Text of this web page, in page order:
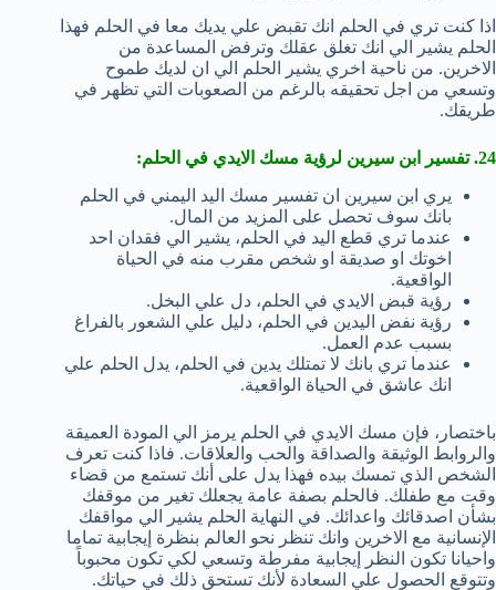
اذا كنت تري في الحلم انك تقبض علي يديك معا في الحلم فهذا
الحلم يشير الي انك تغلق عقلك وترفض المساعدة من
الاخرين. من ناحية اخري يشير الحلم الي ان لديك طموح
وتسعي من اجل تحقيقه بالرغم من الصعوبات التي تظهر في
طريقك.
24. تفسير ابن سيرين لرؤية مسك الايدي في الحلم:
يري ابن سيرين ان تفسير مسك اليد اليمني في الحلم
بانك سوف تحصل على المزيد من المال.
عندما تري قطع اليد في الحلم، يشير الي فقدان احد
اخوتك او صديقة او شخص مقرب منه في الحياة
الواقعية.
رؤية قبض الايدي في الحلم، دل علي البخل.
رؤية نفض اليدين في الحلم، دليل علي الشعور بالفراغ
بسبب عدم العمل.
عندما تري بانك لا تمتلك يدين في الحلم، يدل الحلم علي
انك عاشق في الحياة الواقعية.
باختصار، فإن مسك الايدي في الحلم يرمز الي المودة العميقة
والروابط الوثيقة والصداقة والحب والعلاقات. فاذا كنت تعرف
الشخص الذي تمسك بيده فهذا يدل على أنك تستمع من قضاء
وقت مع طفلك. فالحلم بصفة عامة يجعلك تغير من موقفك
بشأن اصدقائك واعدائك. في النهاية الحلم يشير الي مواقفك
الإنسانية مع الاخرين وانك تنظر نحو العالم بنظرة إيجابية تماما
واحيانا تكون النظر إيجابية مفرطة وتسعي لكي تكون محبوباً
وتتوقع الحصول علي السعادة لأنك تستحق ذلك في حياتك.